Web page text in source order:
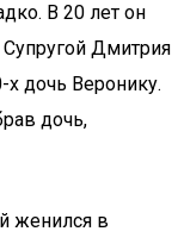
В 20 лет он
Дмитрия
дочь Веронику.
дочь,
женился в